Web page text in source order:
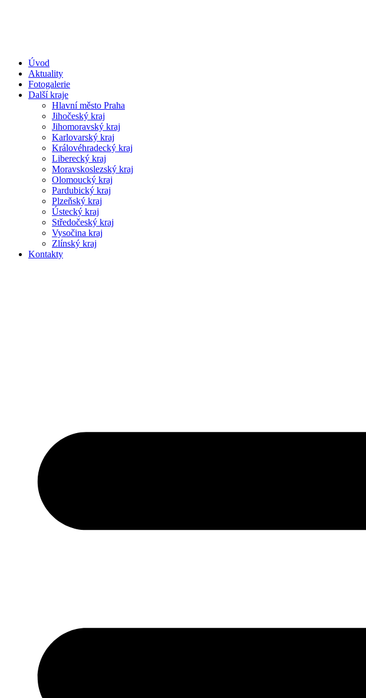
Úvod
Aktuality
Fotogalerie
Další kraje
Hlavní město Praha
Jihočeský kraj
Jihomoravský kraj
Karlovarský kraj
Královéhradecký kraj
Liberecký kraj
Moravskoslezský kraj
Olomoucký kraj
Pardubický kraj
Plzeňský kraj
Ústecký kraj
Středočeský kraj
Vysočina kraj
Zlínský kraj
Kontakty